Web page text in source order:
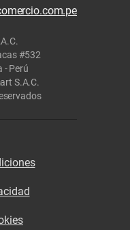
#532
- Perú
S.A.C.